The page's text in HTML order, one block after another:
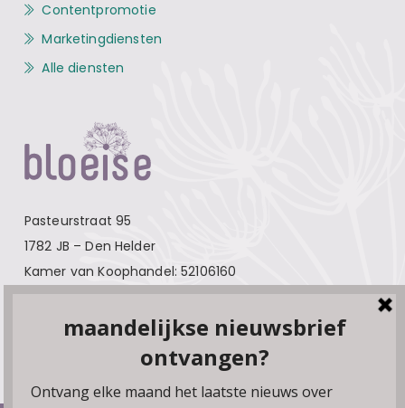
Pasteurstraat 95
1782 JB – Den Helder
Kamer van Koophandel: 52106160
Over Bloeise Adverteren
Contentpromotie
Marketingdiensten
Alle diensten